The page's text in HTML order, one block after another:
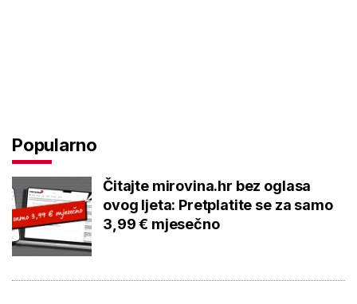
Popularno
Čitajte mirovina.hr bez oglasa
ovog ljeta: Pretplatite se za samo
3,99 € mjesečno